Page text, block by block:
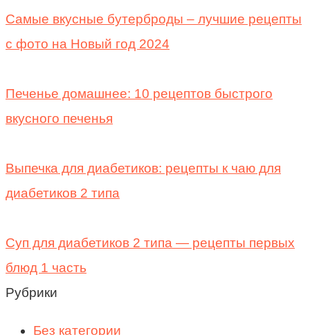
Самые вкусные бутерброды – лучшие рецепты
с фото на Новый год 2024
Печенье домашнее: 10 рецептов быстрого
вкусного печенья
Выпечка для диабетиков: рецепты к чаю для
диабетиков 2 типа
Суп для диабетиков 2 типа — рецепты первых
блюд 1 часть
Рубрики
Без категории